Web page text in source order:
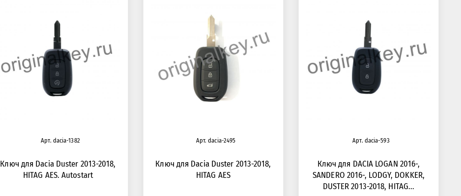
Арт. dacia-1382
Ключ для Dacia Duster 2013-2018,
HITAG AES. Autostart
Арт. dacia-2495
Ключ для Dacia Duster 2013-2018,
HITAG AES
Арт. dacia-593
Ключ для DACIA LOGAN 2016-,
SANDERO 2016-, LODGY, DOKKER,
DUSTER 2013-2018, HITAG...